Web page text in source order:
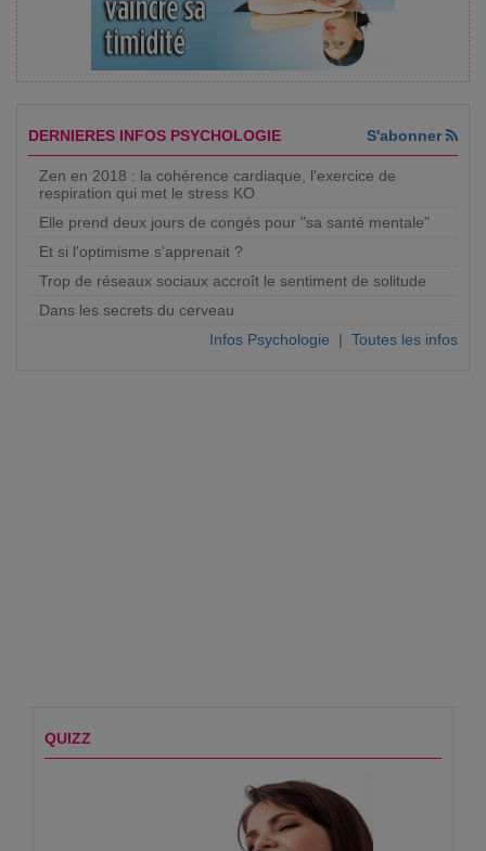
DERNIERES INFOS PSYCHOLOGIE S'abonner
Zen en 2018 : la cohérence cardiaque, l'exercice de
respiration qui met le stress KO
Elle prend deux jours de congés pour "sa santé mentale"
Et si l'optimisme s'apprenait ?
Trop de réseaux sociaux accroît le sentiment de solitude
Dans les secrets du cerveau
Infos Psychologie | Toutes les infos
QUIZZ